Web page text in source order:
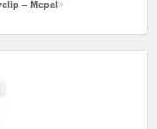
– Mepal